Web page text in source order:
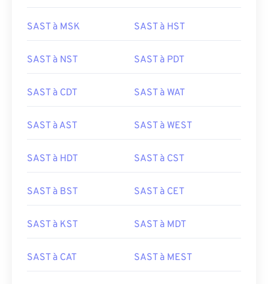
SAST à MSK SAST à HST
SAST à NST SAST à PDT
SAST à CDT SAST à WAT
SAST à AST SAST à WEST
SAST à HDT SAST à CST
SAST à BST SAST à CET
SAST à KST SAST à MDT
SAST à CAT SAST à MEST